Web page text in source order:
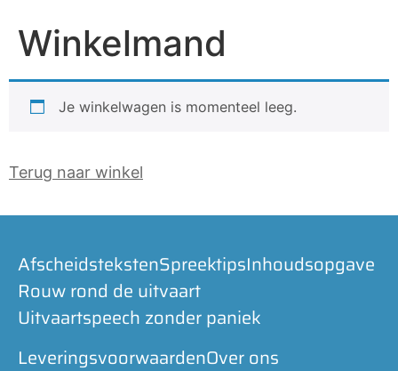
Winkelmand
Je winkelwagen is momenteel leeg.
Terug naar winkel
AfscheidstekstenSpreektipsInhoudsopgave
Rouw rond de uitvaart
Uitvaartspeech zonder paniek
LeveringsvoorwaardenOver ons